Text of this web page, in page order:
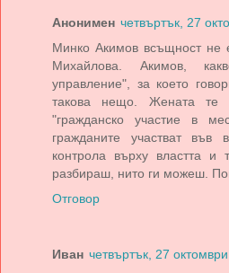
Анонимен четвъртък, 27
Минко Акимов всъщност не
Михайлова. Акимов,
управление", за което
такова нещо. Жената те
"гражданско участие в
гражданите участват
контрола върху властта
разбираш, нито ги можеш.
Отговор
Иван четвъртък, 27